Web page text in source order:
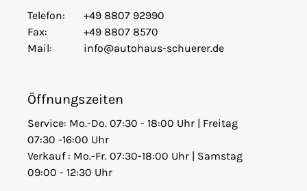
Telefon:
+49 8807 92990
Fax:
+49 8807 8570
Mail:
info@autohaus-schuerer.de
Öffnungszeiten
Service: Mo.-Do. 07:30 - 18:00 Uhr | Freitag
07:30 -16:00 Uhr
Verkauf : Mo.-Fr. 07:30-18:00 Uhr | Samstag
09:00 - 12:30 Uhr